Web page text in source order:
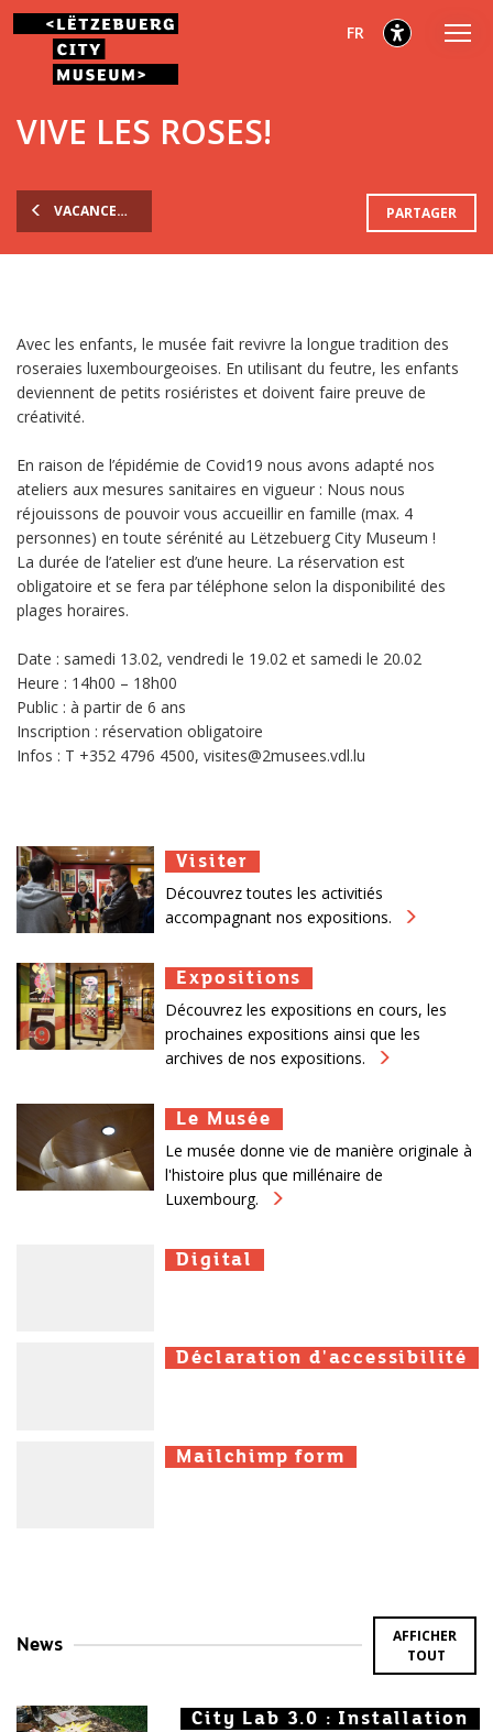
Aller
menu
Aller
contenu
Aller
page
sélectionnés
Français
FR
VACANCES DE CARNAVAL
VIVE LES ROSES!
PARTAGER
Avec les enfants, le musée fait revivre la longue tradition des
roseraies luxembourgeoises. En utilisant du feutre, les enfants
deviennent de petits rosiéristes et doivent faire preuve de
créativité.
En raison de l’épidémie de Covid19 nous avons adapté nos
ateliers aux mesures sanitaires en vigueur : Nous nous
réjouissons de pouvoir vous accueillir en famille (max. 4
personnes) en toute sérénité au Lëtzebuerg City Museum !
La durée de l’atelier est d’une heure. La réservation est
obligatoire et se fera par téléphone selon la disponibilité des
plages horaires.
Date : samedi 13.02, vendredi le 19.02 et samedi le 20.02
Heure : 14h00 – 18h00
Public : à partir de 6 ans
Inscription : réservation obligatoire
Infos : T +352 4796 4500, visites@2musees.vdl.lu
Visiter
Visiter
Visiter
Découvrez toutes les activitiés
accompagnant nos expositions.
Expositions
Expositions
Expositions
Découvrez les expositions en cours, les
prochaines expositions ainsi que les
archives de nos expositions.
Le Musée
Le Musée
Le Musée
Le musée donne vie de manière originale à
l'histoire plus que millénaire de
Luxembourg.
Digital
Digital
Digital
Déclaration d'accessibilité
Déclaration d'accessibilité
Déclaration d'accessibilité
Mailchimp form
Mailchimp form
Mailchimp form
News
AFFICHER
TOUT
City Lab 3.0 : Installation
City Lab 3.0 : Installation
City Lab 3.0 : Installation